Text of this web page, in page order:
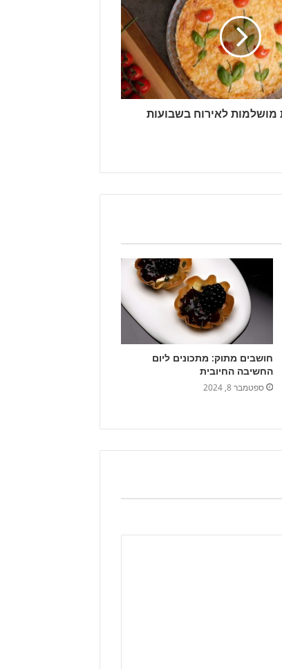
מושלמות לאירוח בשבועות
חושבים מתוק: מתכונים ליום
החשיבה החיובית
ספטמבר 8, 2024